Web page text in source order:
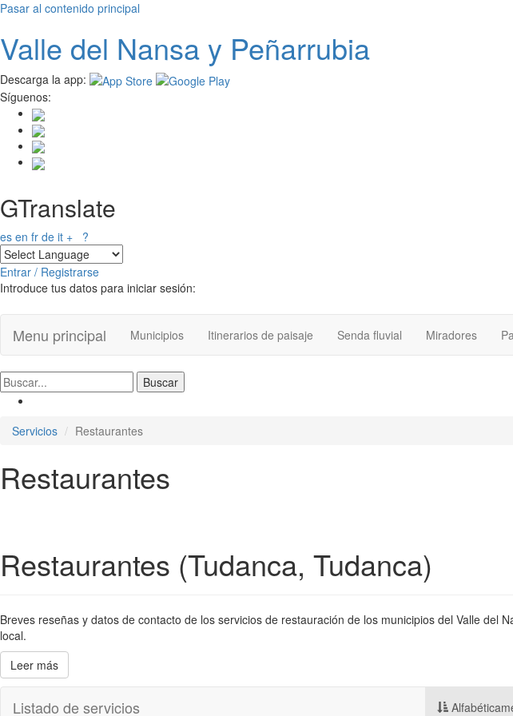
Pasar al contenido principal
Valle del Nansay Peñarrubia
Descarga la app:
Síguenos:
GTranslate
es en fr de it + ?
Entrar / Registrarse
Introduce tus datos para iniciar sesión:
Menu principal Municipios Itinerarios de paisaje Senda fluvial Miradores
Servicios Restaurantes
Restaurantes
Restaurantes (Tudanca, Tudanca)
Breves reseñas y datos de contacto de los servicios de restauración de los municipios del Valle
local.
Leer más
Listado de servicios